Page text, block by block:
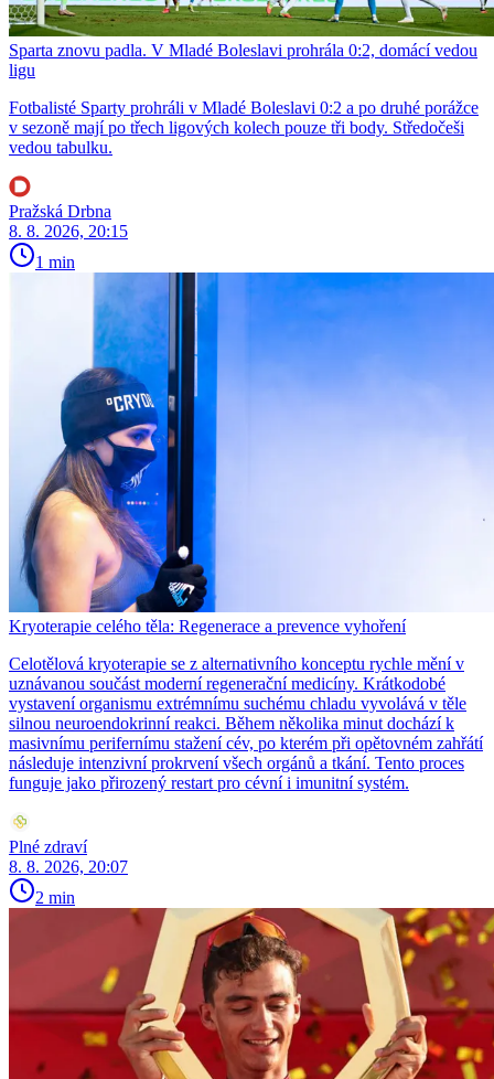
Sparta znovu padla. V Mladé Boleslavi prohrála 0:2, domácí vedou
ligu
Fotbalisté Sparty prohráli v Mladé Boleslavi 0:2 a po druhé porážce
v sezoně mají po třech ligových kolech pouze tři body. Středočeši
vedou tabulku.
Pražská Drbna
8. 8. 2026, 20:15
1 min
Kryoterapie celého těla: Regenerace a prevence vyhoření
Celotělová kryoterapie se z alternativního konceptu rychle mění v
uznávanou součást moderní regenerační medicíny. Krátkodobé
vystavení organismu extrémnímu suchému chladu vyvolává v těle
silnou neuroendokrinní reakci. Během několika minut dochází k
masivnímu perifernímu stažení cév, po kterém při opětovném zahřátí
následuje intenzivní prokrvení všech orgánů a tkání. Tento proces
funguje jako přirozený restart pro cévní i imunitní systém.
Plné zdraví
8. 8. 2026, 20:07
2 min